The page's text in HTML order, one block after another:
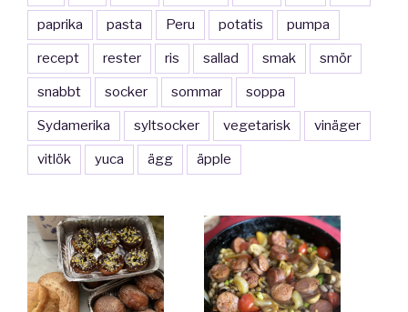
paprika pasta Peru potatis pumpa
recept rester ris sallad smak smör
snabbt socker sommar soppa
Sydamerika syltsocker vegetarisk vinäger
vitlök yuca ägg äpple